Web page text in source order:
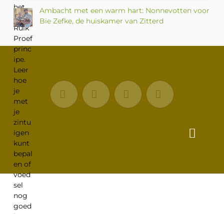
Ambacht met een warm hart: Nonnevotten voor
Bie Zefke, de huiskamer van Zitterd